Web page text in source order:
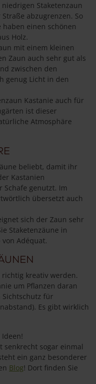
Staketenzaun
abzugrenzen. So
einen schönen
Holz.
mit einem kleinen
Zaun auch sehr gut als
zwischen den
genug Licht in den
Kastanie auch für
ist dieser
Atmosphäre
beliebt, damit ihr
Kastanien
Schafe genutzt. Im
übersetzt auch
sich der Zaun sehr
Staketenzäune in
Adéquat.
kreativ werden.
um Pflanzen daran
Sichtschutz für
Es gibt wirklich
senkrecht sogar einmal
ein ganz besonderer
Blog! Dort finden Sie